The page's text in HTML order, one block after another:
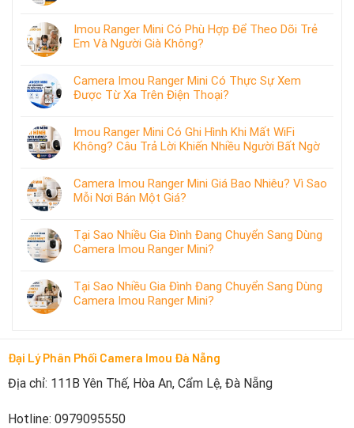
Imou Ranger Mini Có Phù Hợp Để Theo Dõi Trẻ
Em Và Người Già Không?
Camera Imou Ranger Mini Có Thực Sự Xem
Được Từ Xa Trên Điện Thoại?
Imou Ranger Mini Có Ghi Hình Khi Mất WiFi
Không? Câu Trả Lời Khiến Nhiều Người Bất Ngờ
Camera Imou Ranger Mini Giá Bao Nhiêu? Vì Sao
Mỗi Nơi Bán Một Giá?
Tại Sao Nhiều Gia Đình Đang Chuyển Sang Dùng
Camera Imou Ranger Mini?
Tại Sao Nhiều Gia Đình Đang Chuyển Sang Dùng
Camera Imou Ranger Mini?
Đại Lý Phân Phối Camera Imou Đà Nẵng
Địa chỉ: 111B Yên Thế, Hòa An, Cẩm Lệ, Đà Nẵng
Hotline: 0979095550